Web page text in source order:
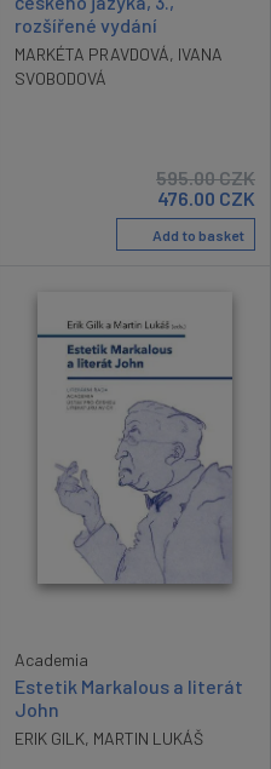
rozšířené vydání
MARKÉTA PRAVDOVÁ, IVANA
SVOBODOVÁ
595.00CZK
476.00 CZK
Add to basket
Academia
Estetik Markalous a literát
John
ERIK GILK, MARTIN LUKÁŠ